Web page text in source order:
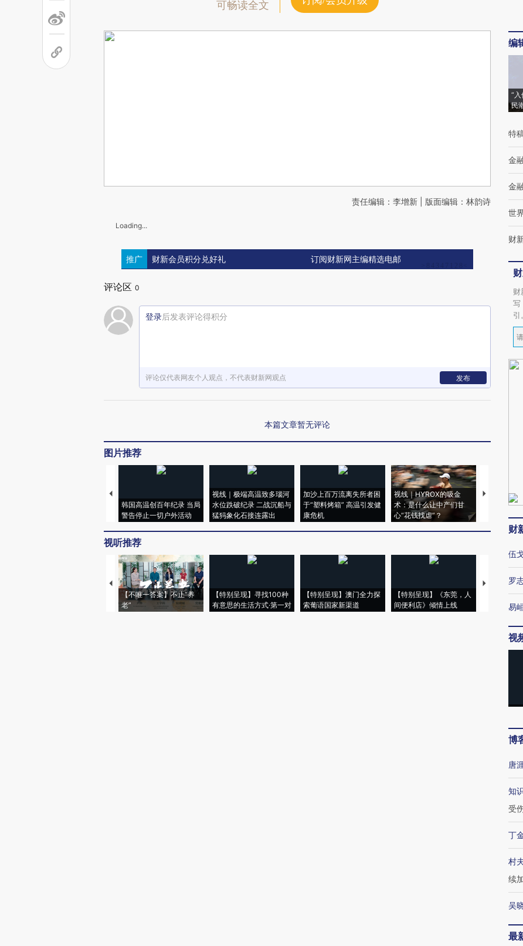
可畅读全文
责任编辑：李增新 | 版面编辑：林韵诗
Loading...
推广 财新会员积分兑好礼 订阅财新网主编精选电邮
评论区 0
登录后发表评论得积分
评论仅代表网友个人观点，不代表财新网观点 发布
本篇文章暂无评论
图片推荐
韩国高温创百年纪录 当局
警告停止一切户外活动
视线｜极端高温致多瑙河
水位跌破纪录 二战沉船与
猛犸象化石接连露出
加沙上百万流离失所者困
于“塑料烤箱” 高温引发健
康危机
视线｜HYROX的吸金
术：是什么让中产们甘
心“花钱找虐”？
马航飞行员
粒摇头丸
视听推荐
【不唯一答案】不止“养
老”
【特别呈现】寻找100种
有意思的生活方式·第一对
【特别呈现】澳门全力探
索葡语国家新渠道
【特别呈现】《东莞，人
间便利店》倾情上线
【推广】走
会，让数
编
“
民
特
金
金
世
财
财
写
引。
财
伍
罗
易
视
博
唐
知
受
丁
村
续
吴
最